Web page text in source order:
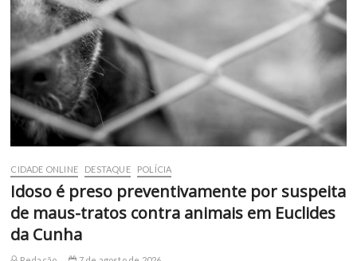
CIDADE ONLINE DESTAQUE POLÍCIA
Idoso é preso preventivamente por suspeita
de maus-tratos contra animais em Euclides
da Cunha